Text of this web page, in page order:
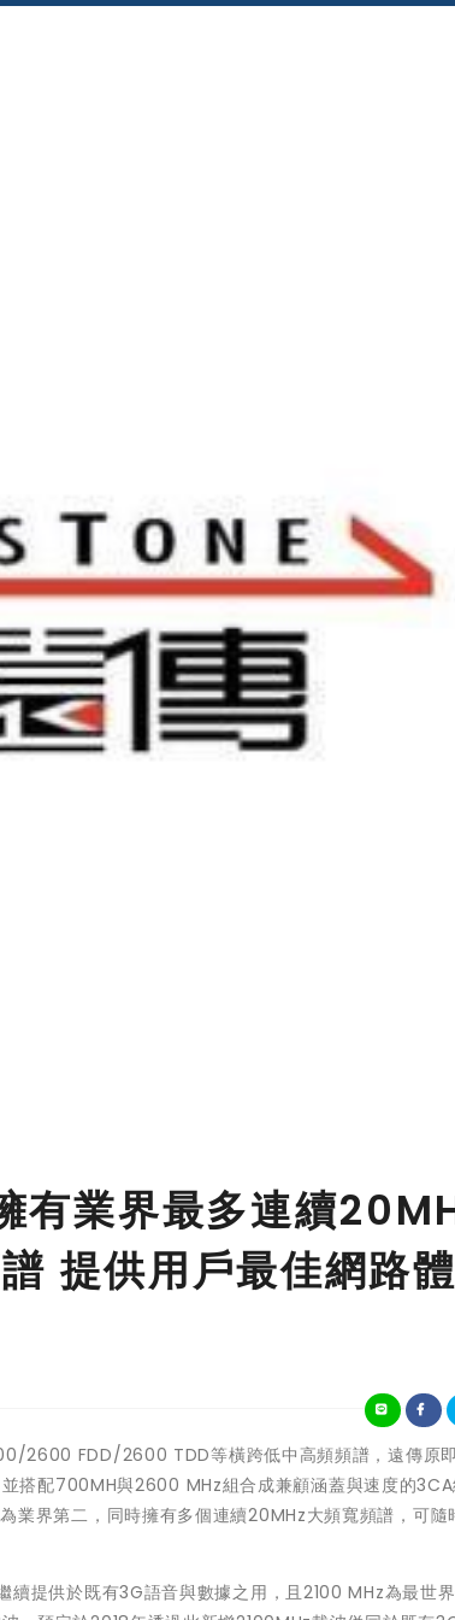
有業界最多連續
提供用戶最佳網路
2600 FDD/2600 TDD等橫跨低中高頻頻譜，遠傳原
搭配700MH與2600 MHz組合成兼顧涵蓋與速度的3CA
業界第二，同時擁有多個連續20MHz大頻寬頻譜，可隨
提供於既有3G語音與數據之用，且2100 MHz為最世